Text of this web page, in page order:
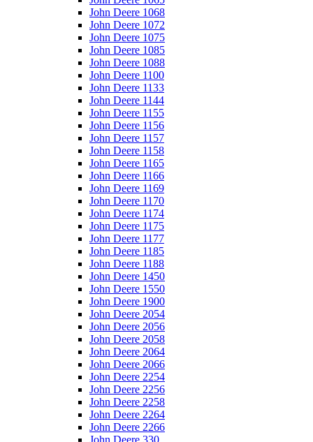
John Deere 1068
John Deere 1072
John Deere 1075
John Deere 1085
John Deere 1088
John Deere 1100
John Deere 1133
John Deere 1144
John Deere 1155
John Deere 1156
John Deere 1157
John Deere 1158
John Deere 1165
John Deere 1166
John Deere 1169
John Deere 1170
John Deere 1174
John Deere 1175
John Deere 1177
John Deere 1185
John Deere 1188
John Deere 1450
John Deere 1550
John Deere 1900
John Deere 2054
John Deere 2056
John Deere 2058
John Deere 2064
John Deere 2066
John Deere 2254
John Deere 2256
John Deere 2258
John Deere 2264
John Deere 2266
John Deere 330